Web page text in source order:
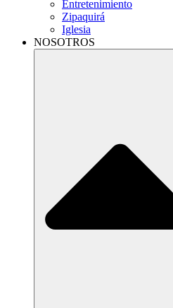
Entretenimiento
Zipaquirá
Iglesia
NOSOTROS